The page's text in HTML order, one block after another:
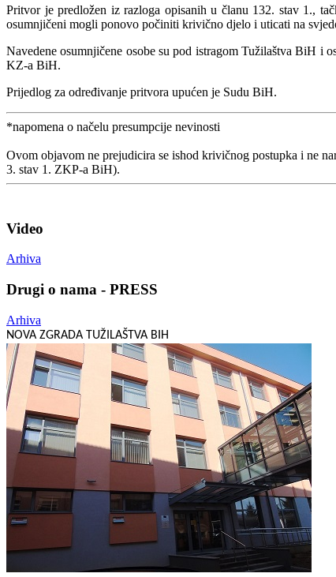
Pritvor je predložen iz razloga opisanih u članu 132. stav 1.,
osumnjičeni mogli ponovo počiniti krivično djelo i uticati na
Navedene osumnjičene osobe su pod istragom Tužilaštva BiH
KZ-a BiH.
Prijedlog za određivanje pritvora upućen je Sudu BiH.
*napomena o načelu presumpcije nevinosti
Ovom objavom ne prejudicira se ishod krivičnog postupka i ne
3. stav 1. ZKP-a BiH).
Video
Arhiva
Drugi o nama - PRESS
Arhiva
NOVA ZGRADA TUŽILAŠTVA BIH